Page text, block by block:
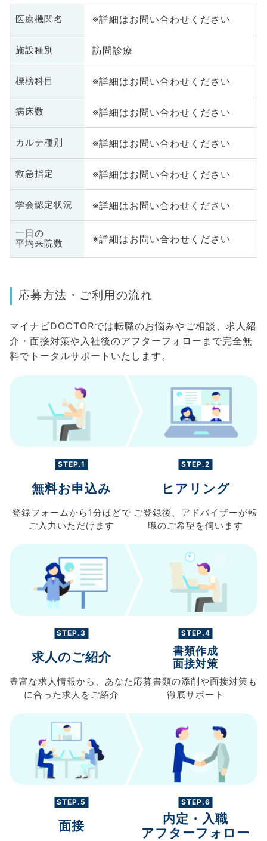
医療機関名 ※詳細はお問い合わせください
施設種別 訪問診療
標榜科目 ※詳細はお問い合わせください
病床数 ※詳細はお問い合わせください
カルテ種別 ※詳細はお問い合わせください
救急指定 ※詳細はお問い合わせください
学会認定状況 ※詳細はお問い合わせください
一日の
平均来院数
※詳細はお問い合わせください
応募方法・ご利用の流れ
マイナビDOCTORでは転職のお悩みやご相談、求人紹
介・面接対策や入社後のアフターフォローまで完全無
料でトータルサポートいたします。
STEP.1
無料お申込み
登録フォームから 1分ほどで
ご入力 いただけます
STEP.2
ヒアリング
ご登録後、 アドバイザーが転
職のご希望を伺います
STEP.3
求人のご紹介
豊富な求人情報から、 あなた
に合った求人を ご紹介
STEP.4
書類作成
面接対策
応募書類の添削や面接対策も
徹底サポート
STEP.5
面接
STEP.6
内定・入職
アフターフォロー